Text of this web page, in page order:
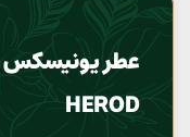
HEROD